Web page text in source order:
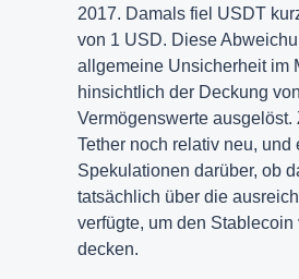
2017. Damals fiel USDT
von 1 USD. Diese
allgemeine Unsicherheit im
hinsichtlich der Deckung
Vermögenswerte ausgelöst.
Tether noch relativ neu, und
Spekulationen darüber, ob
tatsächlich über die
verfügte, um den
decken.